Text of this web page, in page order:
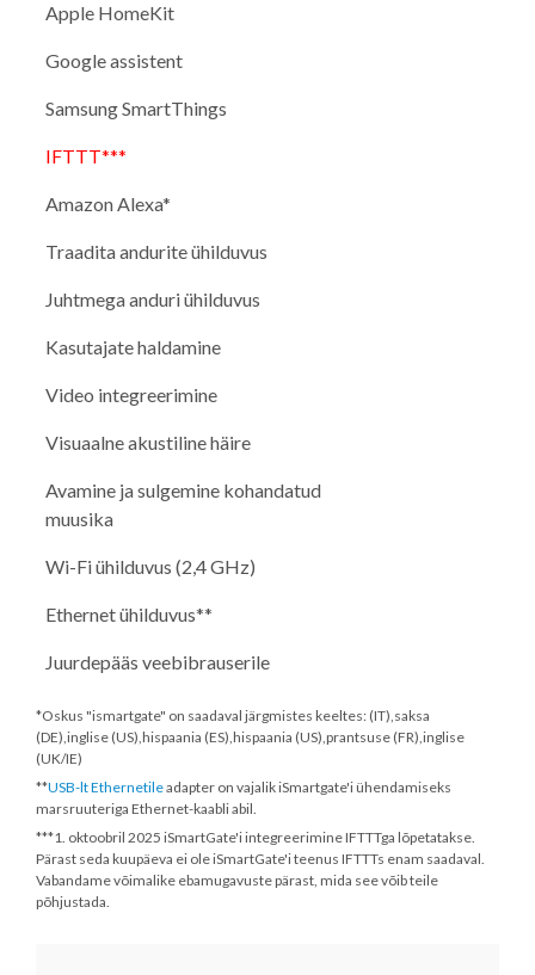
Apple HomeKit
Google assistent
Samsung SmartThings
IFTTT***
Amazon Alexa*
Traadita andurite ühilduvus
Juhtmega anduri ühilduvus
Kasutajate haldamine
Video integreerimine
Visuaalne akustiline häire
Avamine ja sulgemine kohandatud
muusika
Wi-Fi ühilduvus (2,4 GHz)
Ethernet ühilduvus**
Juurdepääs veebibrauserile
*Oskus "ismartgate" on saadaval järgmistes keeltes: (IT),saksa
(DE),inglise (US),hispaania (ES),hispaania (US),prantsuse (FR),inglise
(UK/IE)
**USB-lt Ethernetileadapter on vajalik iSmartgate'i ühendamiseks
marsruuteriga Ethernet-kaabli abil.
***1. oktoobril 2025 iSmartGate'i integreerimine IFTTTga lõpetatakse.
Pärast seda kuupäeva ei ole iSmartGate'i teenus IFTTTs enam saadaval.
Vabandame võimalike ebamugavuste pärast, mida see võib teile
põhjustada.